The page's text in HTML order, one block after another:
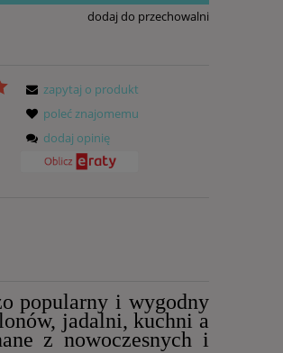
dodaj do przechowalni
zapytaj o produkt
poleć znajomemu
dodaj opinię
popularny i wygodny
jadalni, kuchni a
z nowoczesnych i